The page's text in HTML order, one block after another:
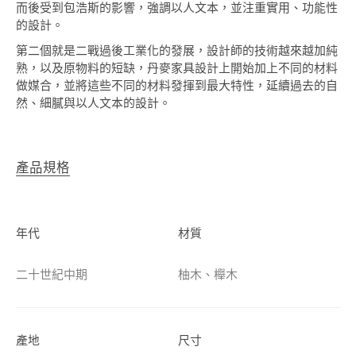
而後受到包浩斯的影響，強調以人文本，並注重實用、功能性
的設計。
第二個就是二戰過後工業化的發展，設計師的技術越來越加純
熟，以及原物料的短缺，丹麥家具設計上開始加上不同的材料
做媒合，並將這些不同的材料發揮到最大特性，延續過去的自
然、細膩與以人文本的設計。
產品規格
年代
二十世紀中期
材質
柚木、櫸木
產地 尺寸